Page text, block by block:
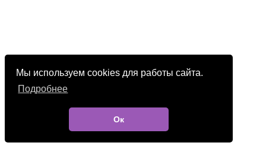
Мы используем cookies для работы сайта.
Подробнее
Ок